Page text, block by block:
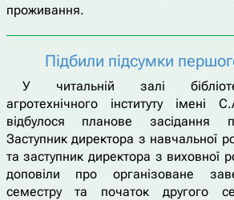
проживання.
Підбили підсумки
У читальній залі
агротехнічного інституту
відбулося планове засідання
Заступник директора з навчальної
та заступник директора з виховної
доповіли про організоване
семестру та початок другого